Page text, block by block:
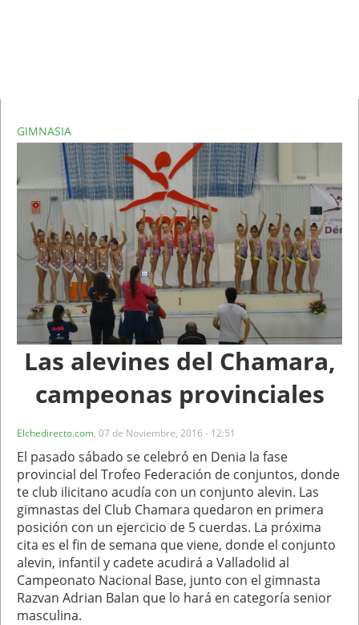
GIMNASIA
Las alevines del Chamara,
campeonas provinciales
Elchedirecto.com, 07 de Noviembre, 2016 - 12:51
El pasado sábado se celebró en Denia la fase
provincial del Trofeo Federación de conjuntos, donde
te club ilicitano acudía con un conjunto alevin. Las
gimnastas del Club Chamara quedaron en primera
posición con un ejercicio de 5 cuerdas. La próxima
cita es el fin de semana que viene, donde el conjunto
alevin, infantil y cadete acudirá a Valladolid al
Campeonato Nacional Base, junto con el gimnasta
Razvan Adrian Balan que lo hará en categoría senior
masculina.